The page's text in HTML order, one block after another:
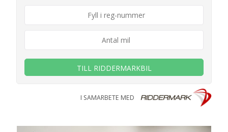
TILL RIDDERMARKBIL
I SAMARBETE MED